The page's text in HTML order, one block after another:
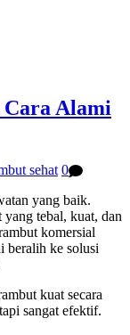
Alami
sehat 0
yang baik.
tebal, kuat, dan
komersial
beralih ke solusi
kuat secara
sangat efektif.